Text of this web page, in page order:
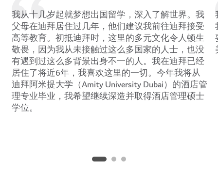
我从十几岁起就梦想出国留学，深入了解世界。我
父母在迪拜居住过几年，他们建议我前往迪拜接受
高等教育。初抵迪拜时，这里的多元文化令人顿生
敬畏，因为我从未接触过这么多国家的人士，也没
有遇到过这么多背景出身不一的人。我在迪拜已经
居住了将近6年，我喜欢这里的一切。今年我将从
迪拜阿米提大学（Amity University Dubai）的酒店管
理专业毕业，我希望继续深造并取得酒店管理硕士
学位。